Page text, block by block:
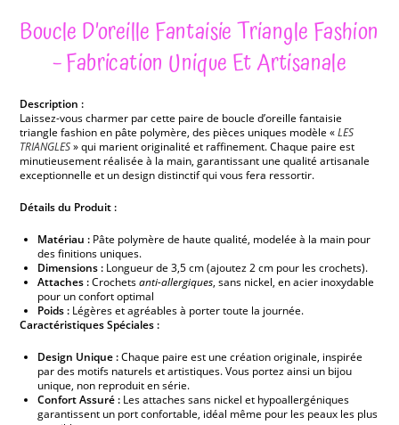
Boucle D’oreille Fantaisie Triangle Fashion
– Fabrication Unique Et Artisanale
Description :
Laissez-vous charmer par cette paire de boucle d’oreille fantaisie
triangle fashion en pâte polymère, des pièces uniques modèle «LES
TRIANGLES» qui marient originalité et raffinement. Chaque paire est
minutieusement réalisée à la main, garantissant une qualité artisanale
exceptionnelle et un design distinctif qui vous fera ressortir.
Détails du Produit :
Matériau : Pâte polymère de haute qualité, modelée à la main pour
des finitions uniques.
Dimensions : Longueur de 3,5 cm (ajoutez 2 cm pour les crochets).
Attaches :Crochetsanti-allergiques, sans nickel, en acier inoxydable
pour un confort optimal
Poids : Légères et agréables à porter toute la journée.
Caractéristiques Spéciales :
Design Unique :Chaque paire est une création originale, inspirée
par des motifs naturels et artistiques. Vous portez ainsi un bijou
unique, non reproduit en série.
Confort Assuré : Les attaches sans nickel et hypoallergéniques
garantissent un port confortable, idéal même pour les peaux les plus